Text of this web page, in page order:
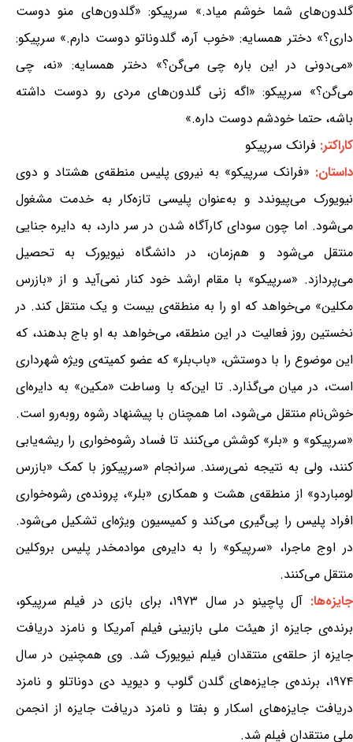
گلدون‌های شما خوشم میاد.» سرپیکو: «گلدون‌های منو دوست
داری؟» دختر همسایه: «خوب آره، گلدوناتو دوست دارم.» سرپیکو:
«می‌دونی در این باره چی می‌گن؟» دختر همسایه: «نه، چی
می‌گن؟» سرپیکو: «اگه زنی گلدون‌های مردی رو دوست داشته
باشه، حتما خودشم دوست داره.»
کاراکتر: فرانک سرپیکو
داستان: «فرانک سرپیکو» به نیروی پلیس منطقه‌ی هشتاد و دوی
نیویورک می‌پیوندد و به‌عنوان پلیسی تازه‌کار به خدمت مشغول
می‌شود. اما چون سود‌ای کارآگاه شدن در سر دارد، به دایره جنایی
منتقل می‌شود و هم‌زمان، در دانشگاه نیویورک به تحصیل
می‌پردازد. «سرپیکو» با مقام ارشد خود کنار نمی‌آید و از «بازرس
مکلین» می‌خواهد که او را به منطقه‌ی بیست و یک منتقل کند. در
نخستین روز فعالیت در این منطقه، می‌خواهد به او باج بدهند، که
این موضوع را با دوستش، «باب‌بلر» که عضو کمیته‌ی ویژه شهرداری
است، در میان می‌گذارد. تا این‌که با وساطت «مکین» به دایره‌ای
خوش‌نام منتقل می‌شود، اما همچنان با پیشنهاد رشوه روبه‌رو است.
«سرپیکو» و «بلر» کوشش می‌کنند تا فساد رشوه‌خواری را ریشه‌یابی
کنند، ولی به نتیجه نمی‌رسند. سرانجام «سرپیکوز با کمک «بازرس
لومباردو» از منطقه‌ی هشت و همکاری «بلر»، پرونده‌ی رشوه‌خواری
افراد پلیس را پی‌گیری می‌کند و کمیسیون ویژه‌ای تشکیل می‌شود.
در اوج ماجرا، «سرپیکو» را به دایره‌ی موادمخدر پلیس بروکلین
منتقل می‌کنند.
جایزه‌ها:
آل پاچینو در سال ۱۹۷۳، برای بازی در فیلم سرپیکو،
برنده‌ی جایزه از هیئت ملی بازبینی فیلم آمریکا و نامزد دریافت
جایزه از حلقه‌ی منتقدان فیلم نیویورک شد. وی همچنین در سال
۱۹۷۴، برنده‌ی جایزه‌های گلدن گلوب و دیوید دی دوناتلو و نامزد
دریافت جایزه‌های اسکار و بفتا و نامزد دریافت جایزه از انجمن
ملی منتقدان فیلم شد.